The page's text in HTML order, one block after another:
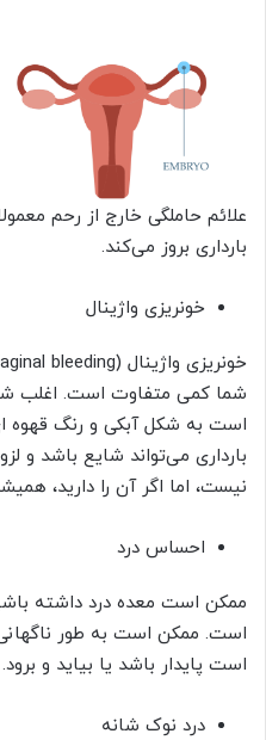
علائم حاملگی خارج از رحم
بارداری بروز می‌کند.
خونریزی واژینال
شما کمی متفاوت است. اغلب
است به شکل آبکی و رنگ قهوه ای
بارداری می‌تواند شایع باشد و
نیست، اما اگر آن را دارید،
احساس درد
ممکن است معده درد داشته
است. ممکن است به طور
است پایدار باشد یا بیاید و برود.
درد نوک شانه